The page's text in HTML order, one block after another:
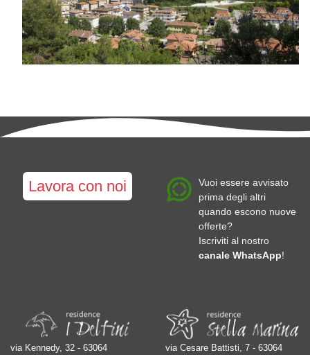
Lavora con noi
Vuoi essere avvisato
prima degli altri
quando escono nuove
offerte?
Iscriviti al nostro
canale WhatsApp!
via Kennedy, 32 - 63064
via Cesare Battisti, 7 - 63064